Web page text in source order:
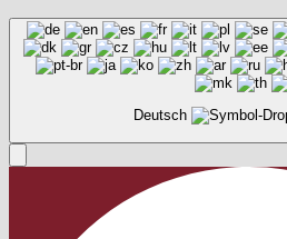
Deutsch